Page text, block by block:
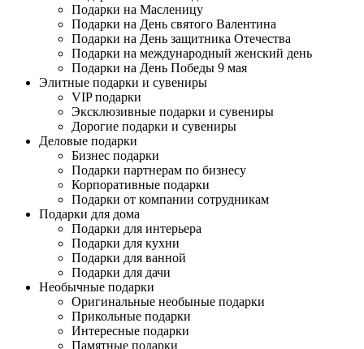
Подарки на Масленицу
Подарки на День святого Валентина
Подарки на День защитника Отечества
Подарки на международный женский день
Подарки на День Победы 9 мая
Элитные подарки и сувениры
VIP подарки
Эксклюзивные подарки и сувениры
Дорогие подарки и сувениры
Деловые подарки
Бизнес подарки
Подарки партнерам по бизнесу
Корпоративные подарки
Подарки от компании сотрудникам
Подарки для дома
Подарки для интерьера
Подарки для кухни
Подарки для ванной
Подарки для дачи
Необычные подарки
Оригинальные необыные подарки
Прикольные подарки
Интересные подарки
Памятные подарки